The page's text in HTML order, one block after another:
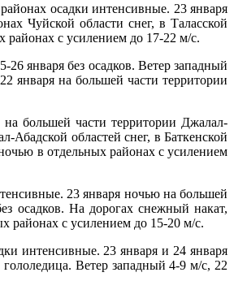
осадки интенсивные. 23 января
Чуйской области снег, в Таласской
районах с усилением до 17-22 м/с.
января без осадков. Ветер западный
января на большей части территории
большей части территории Джалал-
Абадской областей снег, в Баткенской
в отдельных районах с усилением
23 января ночью на большей
осадков. На дорогах снежный накат,
районах с усилением до 15-20 м/с.
интенсивные. 23 января и 24 января
Ветер западный 4-9 м/с, 22